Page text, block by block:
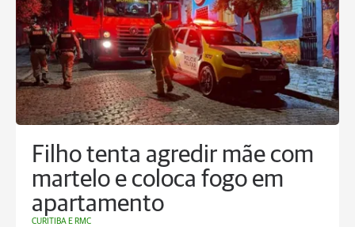
Filho tenta agredir mãe com
martelo e coloca fogo em
apartamento
CURITIBA E RMC